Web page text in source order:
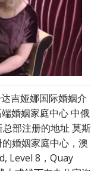
吉娅娜国际婚姻介
婚姻家庭中心 中俄
部注册的地址 莫斯
婚姻家庭中心，澳
Level 8，Quay